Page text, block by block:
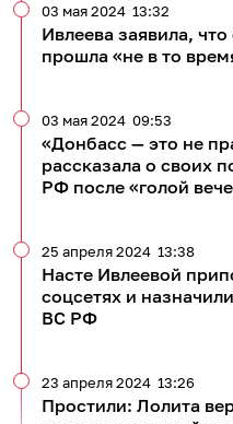
Ивлеева заявила,
прошла «не в то
03 мая 2024 13:32
«Донбасс — это не
рассказала о своих
РФ после «голой
03 мая 2024 09:53
Насте Ивлеевой
соцсетях и
ВС РФ
25 апреля 2024 13:38
Простили: Лолита
23 апреля 2024 13:26